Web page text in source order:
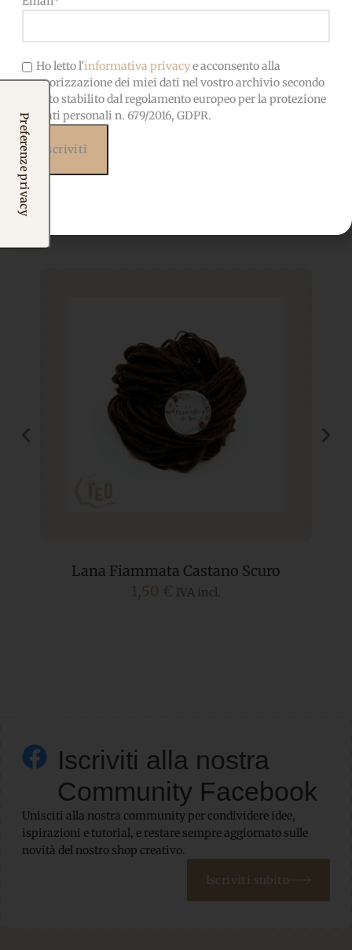
Lana Fiammata Castano Scuro
1,50 € IVA incl.
Iscriviti alla nostra
Community Facebook
Unisciti alla nostra community per condividere idee,
ispirazioni e tutorial, e restare sempre aggiornato sulle
novità del nostro shop creativo.
Iscriviti subito
Ho letto l'informativa privacye acconsento alla
memorizzazione dei miei dati nel vostro archivio secondo
quanto stabilito dal regolamento europeo per la protezione
dei dati personali n. 679/2016, GDPR.